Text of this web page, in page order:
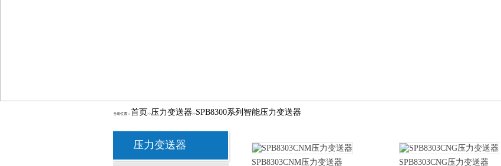
当前位置： 首页>>压力变送器>>SPB8300系列智能压力变送器
压力变送器
SPB8303CNM压力变送器 SPB8303CNG压力变送器